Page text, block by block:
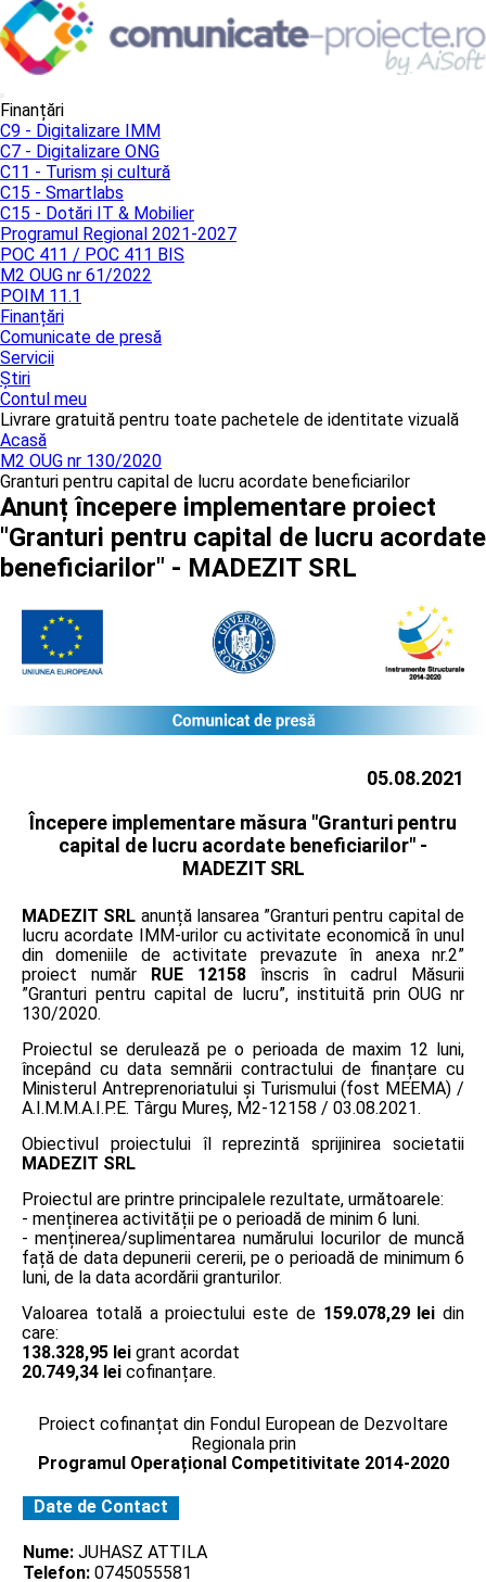
Finanțări
C9 - Digitalizare IMM
C7 - Digitalizare ONG
C11 - Turism și cultură
C15 - Smartlabs
C15 - Dotări IT & Mobilier
Programul Regional 2021-2027
POC 411 / POC 411 BIS
M2 OUG nr 61/2022
POIM 11.1
Finanțări
Comunicate de presă
Servicii
Știri
Contul meu
Livrare gratuită pentru toate pachetele de identitate vizuală
Acasă
M2 OUG nr 130/2020
Granturi pentru capital de lucru acordate beneficiarilor
Anunț începere implementare proiect
"Granturi pentru capital de lucru acordate
beneficiarilor" - MADEZIT SRL
05.08.2021
Începere implementare măsura "Granturi pentru
capital de lucru acordate beneficiarilor" -
MADEZIT SRL
MADEZIT SRL anunță lansarea ”Granturi pentru capital de
lucru acordate IMM-urilor cu activitate economică în unul
din domeniile de activitate prevazute în anexa nr.2”
proiect număr RUE 12158 înscris în cadrul Măsurii
”Granturi pentru capital de lucru”, instituită prin OUG nr
130/2020.
Proiectul se derulează pe o perioada de maxim 12 luni,
începând cu data semnării contractului de finanțare cu
Ministerul Antreprenoriatului și Turismului (fost MEEMA) /
A.I.M.M.A.I.P.E. Târgu Mureş, M2-12158 / 03.08.2021.
Obiectivul proiectului îl reprezintă sprijinirea societatii
MADEZIT SRL
Proiectul are printre principalele rezultate, următoarele:
- menținerea activității pe o perioadă de minim 6 luni.
- menținerea/suplimentarea numărului locurilor de muncă
față de data depunerii cererii, pe o perioadă de minimum 6
luni, de la data acordării granturilor.
Valoarea totală a proiectului este de 159.078,29 lei din
care:
138.328,95 lei grant acordat
20.749,34 lei cofinanțare.
Proiect cofinanțat din Fondul European de Dezvoltare
Regionala prin
Programul Operațional Competitivitate 2014-2020
Date de Contact
Nume: JUHASZ ATTILA
Telefon: 0745055581